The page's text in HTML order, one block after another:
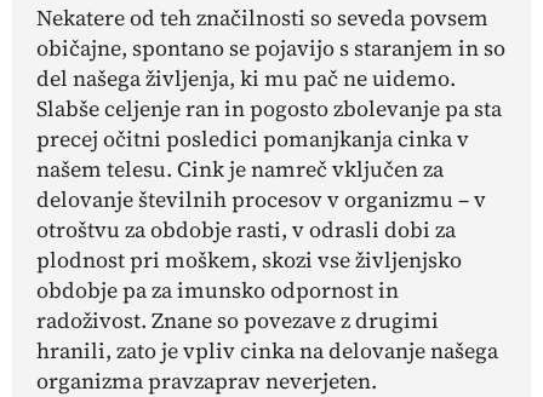
Nekatere od teh značilnosti so seveda povsem
običajne, spontano se pojavijo s staranjem in so
del našega življenja, ki mu pač ne uidemo.
Slabše celjenje ran in pogosto zbolevanje pa sta
precej očitni posledici pomanjkanja cinka v
našem telesu. Cink je namreč vključen za
delovanje številnih procesov v organizmu – v
otroštvu za obdobje rasti, v odrasli dobi za
plodnost pri moškem, skozi vse življenjsko
obdobje pa za imunsko odpornost in
radoživost. Znane so povezave z drugimi
hranili, zato je vpliv cinka na delovanje našega
organizma pravzaprav neverjeten.